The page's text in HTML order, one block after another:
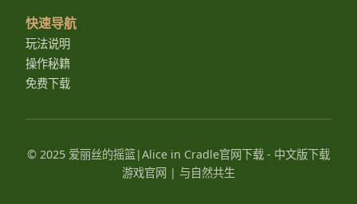
快速导航
玩法说明
操作秘籍
免费下载
© 2025 爱丽丝的摇篮|Alice in Cradle官网下载 - 中文版下载
游戏官网 | 与自然共生